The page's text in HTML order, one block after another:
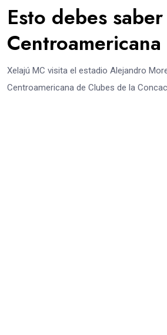
Esto debes
Xelajú MC visita el estadio Alejandro
Centroamericana de Clubes de la